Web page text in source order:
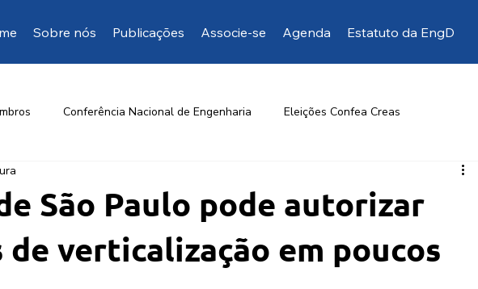
Sobre nós Publicações Associe-se Agenda Estatuto da EngD
Conferência Nacional de Engenharia Eleições Confea Creas
Opinião
São Paulo pode autorizar
de verticalização em poucos